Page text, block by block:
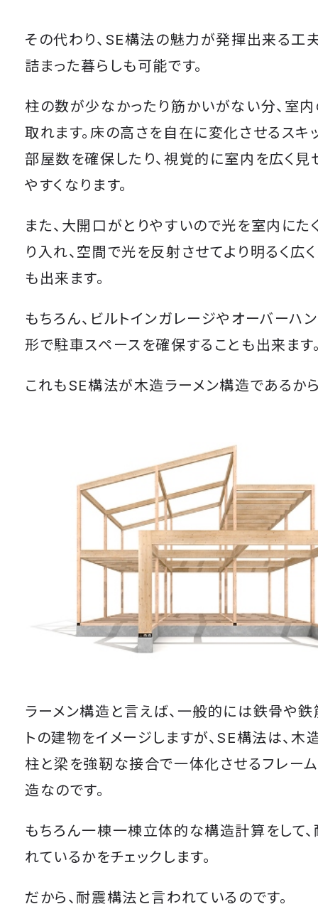
その代わり、SE構法の魅力が発揮出来る工
詰まった暮らしも可能です。
柱の数が少なかったり筋かいがない分、室
取れます。床の高さを自在に変化させるスキ
部屋数を確保したり、視覚的に室内を広く見
やすくなります。
また、大開口がとりやすいので光を室内にた
り入れ、空間で光を反射させてより明るく広
も出来ます。
もちろん、ビルトインガレージやオーバーハ
形で駐車スペースを確保することも出来ます
これもSE構法が木造ラーメン構造であるか
ラーメン構造と言えば、一般的には鉄骨や鉄
トの建物をイメージしますが、SE構法は、木
柱と梁を強靭な接合で一体化させるフレー
造なのです。
もちろん一棟一棟立体的な構造計算をして
れているかをチェックします。
だから、耐震構法と言われているのです。